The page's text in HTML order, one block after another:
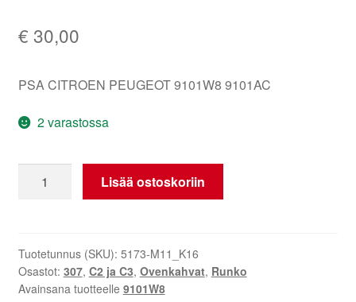
€ 30,00
PSA CITROEN PEUGEOT 9101W8 9101AC
2 varastossa
Tiiviste
sininen
EGE
9101W8
Lisää ostoskoriin
Tuotetunnus (SKU): 5173-M11_K16
Osastot: 307, C2 ja C3, Ovenkahvat, Runko
Avainsana tuotteelle 9101W8